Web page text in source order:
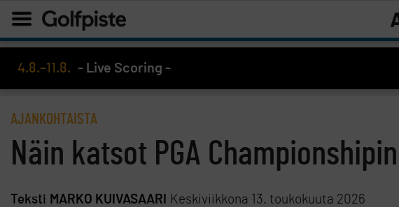
4.8.–11.8. - Live Scoring -
AJANKOHTAISTA
Näin katsot PGA
Teksti MARKO KUIVASAARI Keskiviikkona 13. toukokuuta 2026